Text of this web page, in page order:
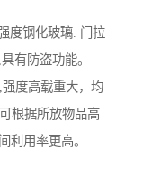
度钢化玻璃. 门拉
有防盗功能。
度高载重大，均
根据所放物品高
利用率更高。